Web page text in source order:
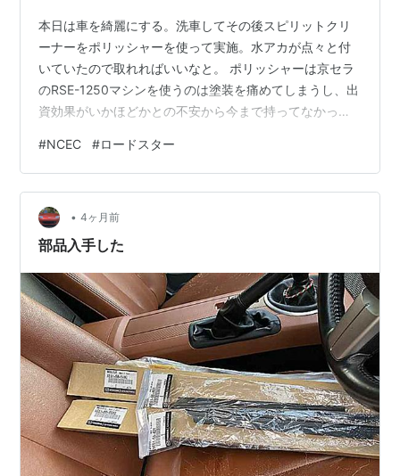
本日は車を綺麗にする。洗車してその後スピリットクリ
ーナーをポリッシャーを使って実施。水アカが点々と付
いていたので取れればいいなと。 ポリッシャーは京セラ
のRSE-1250マシンを使うのは塗装を痛めてしまうし、出
資効果がいかほどかとの不安から今まで持ってなかっ
値段で売ってたのを見つけ買ってしまった。 で、今日初
めて使ってみた。手で磨くより時短だし、ラフな扱いで
も磨き傷が付かず、凄く綺麗になった。今までの躊躇が
馬鹿みたい。 今日も汎用作業台が活躍 本当に綺麗にする
にはコンパウンド使ってクリア層を削り、一皮むくのだ
#NCEC #ロードスター
• 4ヶ月前
部品入手した